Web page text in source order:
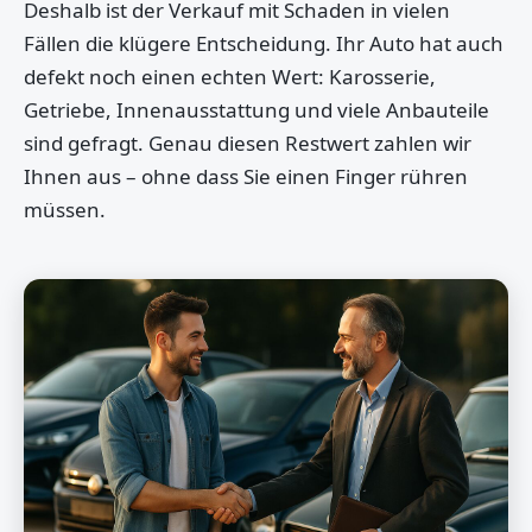
Deshalb ist der Verkauf mit Schaden in vielen
Fällen die klügere Entscheidung. Ihr Auto hat auch
defekt noch einen echten Wert: Karosserie,
Getriebe, Innenausstattung und viele Anbauteile
sind gefragt. Genau diesen Restwert zahlen wir
Ihnen aus – ohne dass Sie einen Finger rühren
müssen.